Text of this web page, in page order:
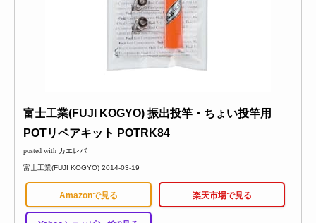
富士工業(FUJI KOGYO) 振出投竿・ちょい投竿用
POTリペアキット POTRK84
posted with カエレバ
富士工業(FUJI KOGYO) 2014-03-19
Amazonで見る 楽天市場で見る